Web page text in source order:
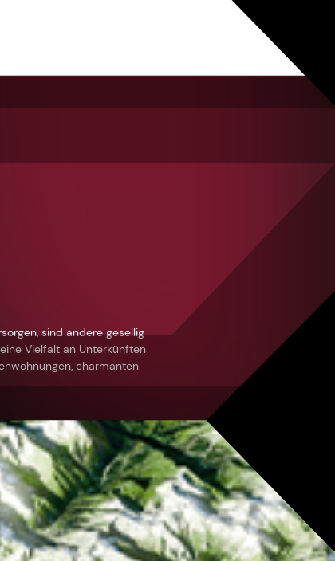
sind andere gesellig
Vielfalt an Unterkünften
charmanten